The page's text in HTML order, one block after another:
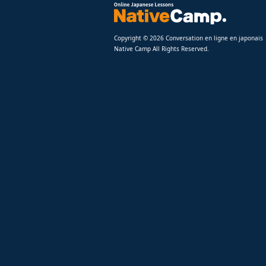
Copyright © 2026 Conversation en ligne en japonais
Native Camp All Rights Reserved.